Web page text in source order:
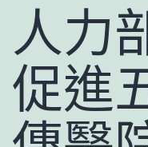
人力
促進